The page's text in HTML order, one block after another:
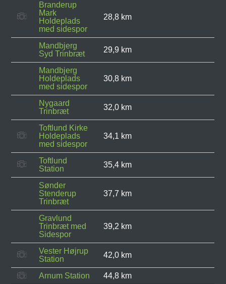
Branderup
Mark
Holdeplads
med sidespor
28,8 km
Mandbjerg
Syd Trinbræt
29,9 km
Mandbjerg
Holdeplads
med sidespor
30,8 km
Nygaard
Trinbræt
32,0 km
Toftlund Kirke
Holdeplads
med sidespor
34,1 km
Toftlund
Station
35,4 km
Sønder
Stenderup
Trinbræt
37,7 km
Gravlund
Trinbræt med
Sidespor
39,2 km
Vester Højrup
Station
42,0 km
Arnum Station
44,8 km